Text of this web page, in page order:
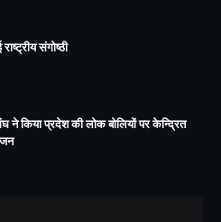
संगोष्ठी
किया प्रदेश की लोक बोलियों पर केन्द्रित